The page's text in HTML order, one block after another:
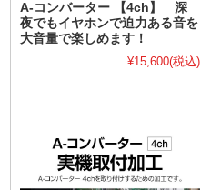
A-コンバーター 【4ch】 深
夜でもイヤホンで迫力ある音を
大音量で楽しめます！
¥15,600(税込)